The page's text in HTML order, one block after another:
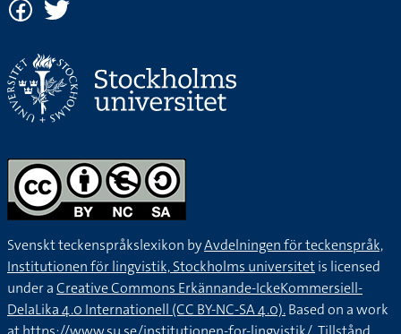
Svenskt teckenspråkslexikon byAvdelningen för teckenspråk,
Institutionen för lingvistik, Stockholms universitetis licensed
under aCreative Commons Erkännande-IckeKommersiell-
DelaLika 4.0 Internationell (CC BY-NC-SA 4.0).Based on a work